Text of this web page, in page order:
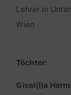
Lehrer in
Wien
Töchter:
Gisel(l)a